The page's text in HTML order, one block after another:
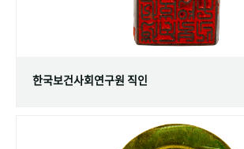
한국보건사회연구원 직인